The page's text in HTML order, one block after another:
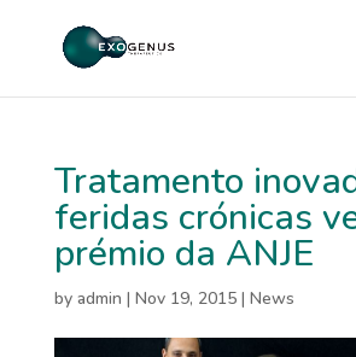
Tratamento
feridas crónicas
prémio da ANJE
by admin | Nov 19, 2015| News